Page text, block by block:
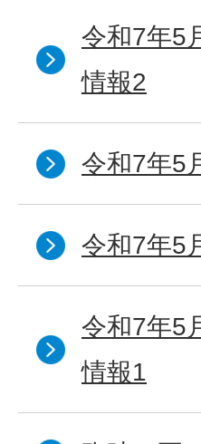
令和7年5
情報2
令和7年5
令和7年5
令和7年5
情報1